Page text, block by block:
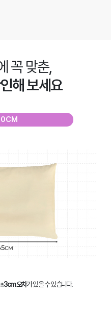
꼭 맞춘,
해 보세요
±3cm 오차가 있을 수 있습니다.